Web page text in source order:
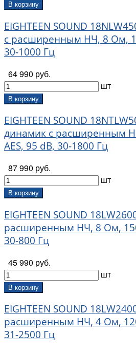
В корзину
EIGHTEEN SOUND
с расширенным НЧ, 8 Ом,
30-1000 Гц
64 990 руб.
шт
В корзину
EIGHTEEN SOUND
динамик с расширенным
AES, 95 dB, 30-1800 Гц
87 990 руб.
шт
В корзину
EIGHTEEN SOUND
расширенным НЧ, 8 Ом,
30-800 Гц
45 990 руб.
шт
В корзину
EIGHTEEN SOUND
расширенным НЧ, 4 Ом,
31-2500 Гц